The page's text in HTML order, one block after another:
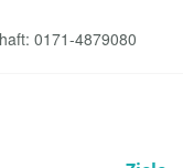
0171-4879080